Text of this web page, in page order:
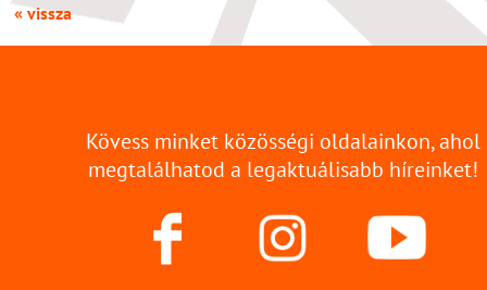
« vissza
Kövess minket közösségi oldalainkon, ahol
megtalálhatod a legaktuálisabb híreinket!